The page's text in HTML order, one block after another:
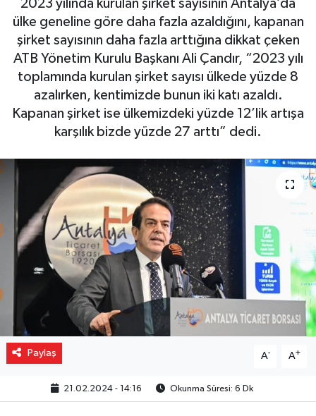
2023 yılında kurulan şirket sayısının Antalya’da
ülke geneline göre daha fazla azaldığını, kapanan
şirket sayısının daha fazla arttığına dikkat çeken
ATB Yönetim Kurulu Başkanı Ali Çandır, “2023 yılı
toplamında kurulan şirket sayısı ülkede yüzde 8
azalırken, kentimizde bunun iki katı azaldı.
Kapanan şirket ise ülkemizdeki yüzde 12’lik artışa
karşılık bizde yüzde 27 arttı” dedi.
Paylaş A- A+
21.02.2024 - 14:16 Okunma Süresi: 6 Dk
Gizlilik İlkeleri - Privacy Policy
Güncel
Gündem
Politika
Turizm